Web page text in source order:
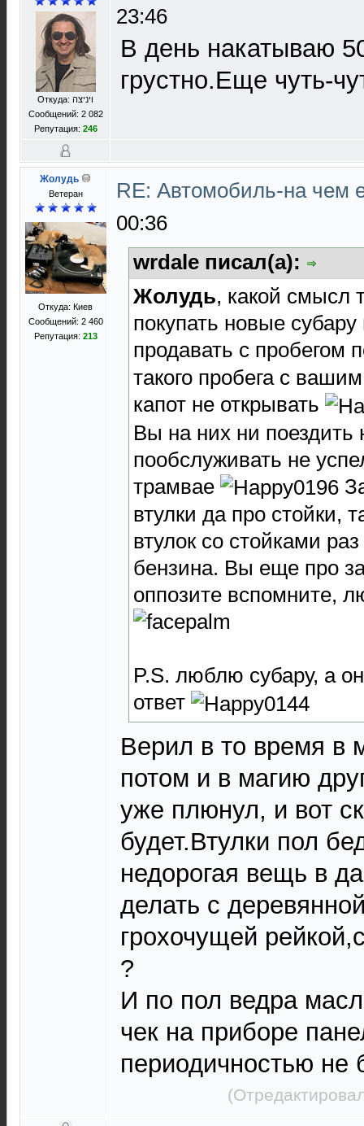
Откуда: ויניצה
Сообщений: 2 082
Репутация: 246
23:46
В день накатываю
грустно.Еще чуть-
Жолудь
Ветеран
Откуда: Киев
Сообщений: 2 460
Репутация: 213
RE: Автомобиль-на чем
00:36
wrdale писал(а):
Жолудь, какой смысл
покупать новые субару
продавать с пробегом
такого пробега с
капот не открывать
Вы на них ни поездить
пообслуживать не
трамвае
втулки да про стойки,
втулок со стойками
бензина. Вы еще про
оппозите вспомните,
P.S. люблю субару, а
ответ
Верил в то время в
потом и в магию
уже плюнул, и вот
будет.Втулки пол
недорогая вещь в
делать с
грохочущей
?
И по пол ведра
чек на приборе
периодичностью не